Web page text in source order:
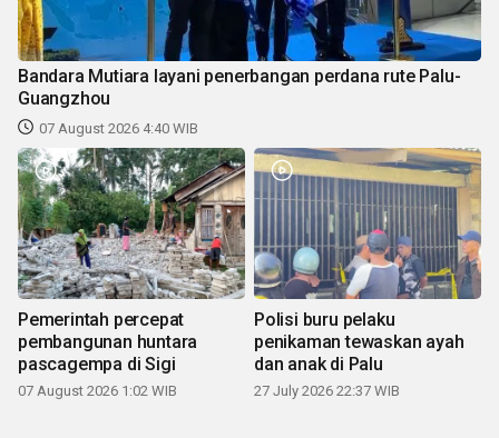
Bandara Mutiara layani penerbangan perdana rute Palu-
Guangzhou
07 August 2026 4:40 WIB
Pemerintah percepat
pembangunan huntara
pascagempa di Sigi
07 August 2026 1:02 WIB
Polisi buru pelaku
penikaman tewaskan ayah
dan anak di Palu
27 July 2026 22:37 WIB